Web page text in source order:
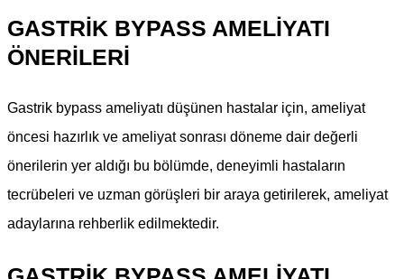
GASTRIK BYPASS AMELIYATI
ÖNERILERI
Gastrik bypass ameliyatı düşünen hastalar için, ameliyat
öncesi hazırlık ve ameliyat sonrası döneme dair değerli
önerilerin yer aldığı bu bölümde, deneyimli hastaların
tecrübeleri ve uzman görüşleri bir araya getirilerek, ameliyat
adaylarına rehberlik edilmektedir.